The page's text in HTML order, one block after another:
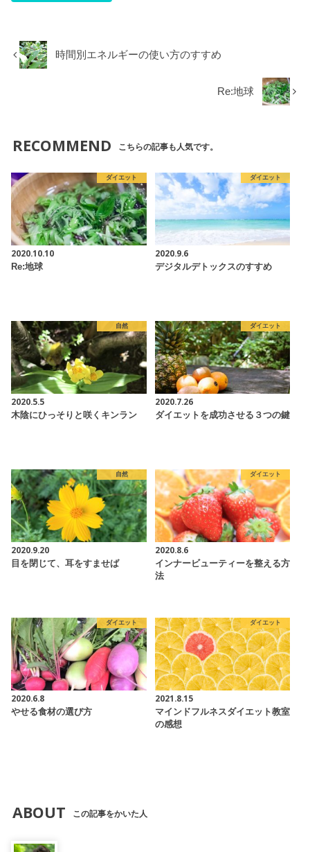
時間別エネルギーの使い方のすすめ
Re:地球
RECOMMEND こちらの記事も人気です。
ダイエット
2020.10.10
Re:地球
ダイエット
2020.9.6
デジタルデトックスのすすめ
自然
2020.5.5
木陰にひっそりと咲くキンラン
ダイエット
2020.7.26
ダイエットを成功させる３つの鍵
自然
2020.9.20
目を閉じて、耳をすませば
ダイエット
2020.8.6
インナービューティーを整える方
法
ダイエット
2020.6.8
やせる食材の選び方
ダイエット
2021.8.15
マインドフルネスダイエット教室
の感想
ABOUT この記事をかいた人